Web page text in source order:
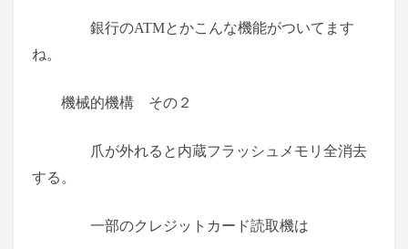
銀行のATMとかこんな機能がついてます
ね。
機械的機構 その２
爪が外れると内蔵フラッシュメモリ全消去
する。
一部のクレジットカード読取機は